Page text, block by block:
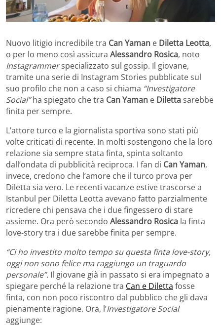
Nuovo litigio incredibile tra Can Yaman e Diletta Leotta,
o per lo meno così assicura Alessandro Rosica, noto
Instagrammerspecializzato sul gossip. Il giovane,
tramite una serie di Instagram Stories pubblicate sul
suo profilo che non a caso si chiama “Investigatore
Social”ha spiegato che tra Can Yaman e Dilettasarebbe
finita per sempre.
L’attore turco e la giornalista sportiva sono stati più
volte criticati di recente. In molti sostengono che la loro
relazione sia sempre stata finta, spinta soltanto
dall’ondata di pubblicità reciproca. I fan di Can Yaman,
invece, credono che l’amore che il turco prova per
Diletta sia vero. Le recenti vacanze estive trascorse a
Istanbul per Diletta Leotta avevano fatto parzialmente
ricredere chi pensava che i due fingessero di stare
assieme. Ora però secondo Alessandro Rosica la finta
love-story tra i due sarebbe finita per sempre.
“Ci ho investito molto tempo su questa finta love-story,
oggi non sono felice ma raggiungo un traguardo
personale”. Il giovane già in passato si era impegnato a
spiegare perché la relazione tra Can e Diletta fosse
finta, con non poco riscontro dal pubblico che gli dava
pienamente ragione. Ora, l’Investigatore Social
aggiunge: